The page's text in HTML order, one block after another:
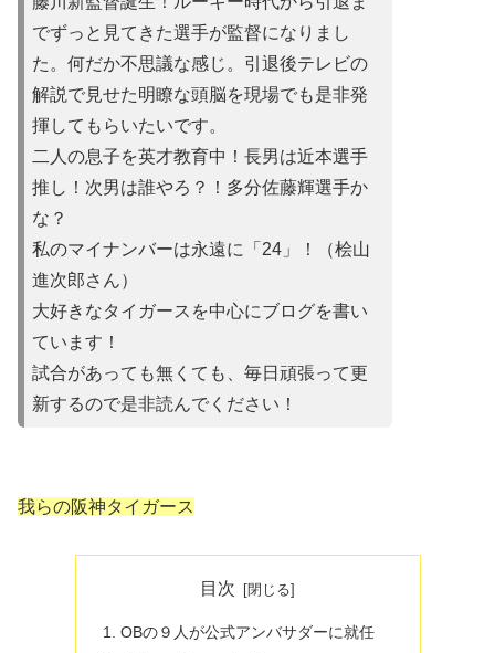
でずっと見てきた選手が監督になりまし
た。何だか不思議な感じ。引退後テレビの
解説で見せた明瞭な頭脳を現場でも是非発
揮してもらいたいです。
二人の息子を英才教育中！長男は近本選手
推し！次男は誰やろ？！多分佐藤輝選手か
な？
私のマイナンバーは永遠に「24」！（桧山
進次郎さん）
大好きなタイガースを中心にブログを書い
ています！
試合があって も無くても、毎日頑張って更
新するので是非読んでください！
我らの阪神タイガース
目次
OBの９人が公式アンバサダーに就任